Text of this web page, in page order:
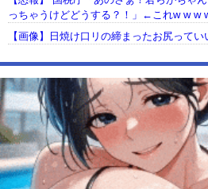
っちゃうけどどうする？！」←これw w w
【画像】日焼け口リの締まったお尻って
【動画】USJの禁止エリアに子どもたち
ても止まらない事態に
Powered by livedoor 相互RSS